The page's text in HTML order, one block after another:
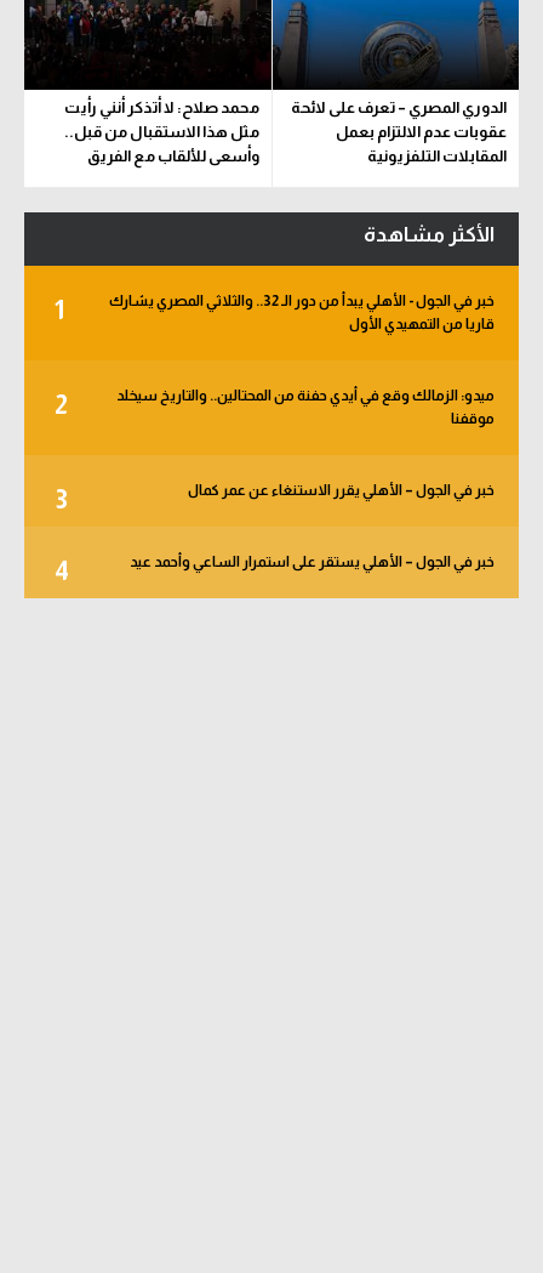
الدوري المصري – تعرف على لائحة
عقوبات عدم الالتزام بعمل
المقابلات التلفزيونية
محمد صلاح: لا أتذكر أنني رأيت
مثل هذا الاستقبال من قبل..
وأسعى للألقاب مع الفريق
الأكثر مشاهدة
1
خبر في الجول - الأهلي يبدأ من دور الـ 32.. والثلاثي المصري يشارك
قاريا من التمهيدي الأول
2
ميدو: الزمالك وقع في أيدي حفنة من المحتالين.. والتاريخ سيخلد
موقفنا
3 خبر في الجول – الأهلي يقرر الاستنغاء عن عمر كمال
4 خبر في الجول – الأهلي يستقر على استمرار الساعي وأحمد عيد